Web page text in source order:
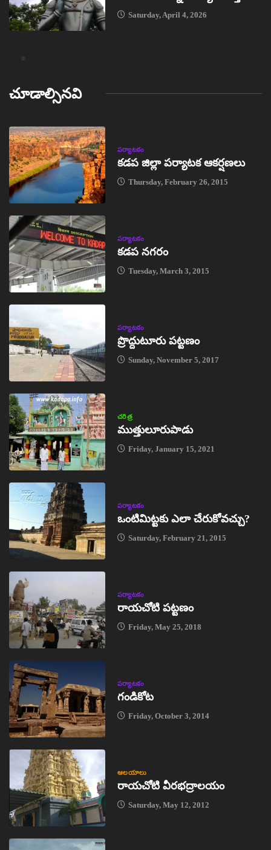
Saturday, April 4, 2026
చూడాల్సినవి
పర్యాటకం
కడప జిల్లా పర్యాటక ఆకర్షణలు
Thursday, February 26, 2015
పర్యాటకం
కడప నగరం
Tuesday, March 3, 2015
పర్యాటకం
ప్రొద్దుటూరు పట్టణం
Sunday, November 5, 2017
చరిత్ర
ముత్తులూరుపాడు
Friday, January 15, 2021
పర్యాటకం
ఒంటిమిట్టకు ఎలా చేరుకోవచ్చు?
Saturday, February 21, 2015
పర్యాటకం
రాయచోటి పట్టణం
Friday, May 25, 2018
పర్యాటకం
గండికోట
Friday, October 3, 2014
ఆలయాలు
రాయచోటి వీరభద్రాలయం
Saturday, May 12, 2012